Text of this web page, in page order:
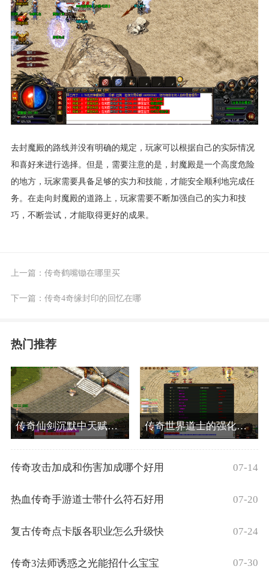
去封魔殿的路线并没有明确的规定，玩家可以根据自己的实际情况
和喜好来进行选择。但是，需要注意的是，封魔殿是一个高度危险
的地方，玩家需要具备足够的实力和技能，才能安全顺利地完成任
务。在走向封魔殿的道路上，玩家需要不断加强自己的实力和技
巧，不断尝试，才能取得更好的成果。
上一篇： 传奇鹤嘴锄在哪里买
下一篇： 传奇4奇缘封印的回忆在哪
热门推荐
传奇仙剑沉默中天赋系统的介绍 传奇世界道士的强化骷髅厉害吗
传奇攻击加成和伤害加成哪个好用 07-14
热血传奇手游道士带什么符石好用 07-20
复古传奇点卡版各职业怎么升级快 07-24
传奇3法师诱惑之光能招什么宝宝 07-30